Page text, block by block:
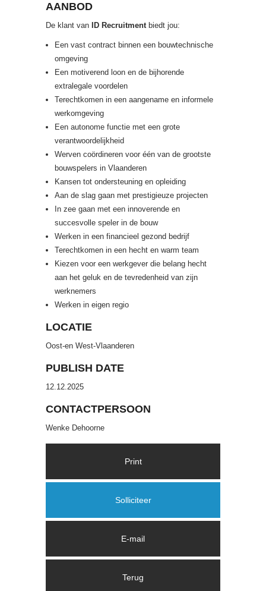
AANBOD
De klant van ID Recruitmentbiedt jou:
Een vast contract binnen een bouwtechnische
omgeving
Een motiverend loon en de bijhorende
extralegale voordelen
Terechtkomen in een aangename en informele
werkomgeving
Een autonome functie met een grote
verantwoordelijkheid
Werven coördineren voor één van de grootste
bouwspelers in Vlaanderen
Kansen tot ondersteuning en opleiding
Aan de slag gaan met prestigieuze projecten
In zee gaan met een innoverende en
succesvolle speler in de bouw
Werken in een financieel gezond bedrijf
Terechtkomen in een hecht en warm team
Kiezen voor een werkgever die belang hecht
aan het geluk en de tevredenheid van zijn
werknemers
Werken in eigen regio
LOCATIE
Oost-en West-Vlaanderen
PUBLISH DATE
12.12.2025
CONTACTPERSOON
Wenke Dehoorne